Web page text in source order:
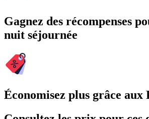
Gagnez des récompenses
nuit séjournée
Économisez plus grâce